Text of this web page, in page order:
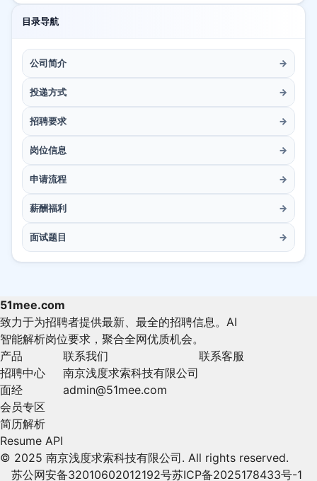
目录导航
公司简介 →
投递方式 →
招聘要求 →
岗位信息 →
申请流程 →
薪酬福利 →
面试题目 →
51mee.com
致力于为招聘者提供最新、最全的招聘信息。AI
智能解析岗位要求，聚合全网优质机会。
产品
招聘中心
面经
会员专区
简历解析
Resume API
联系我们
南京浅度求索科技有限公司
admin@51mee.com
联系客服
© 2025 南京浅度求索科技有限公司. All rights reserved.
苏公网安备32010602012192号苏ICP备2025178433号-1